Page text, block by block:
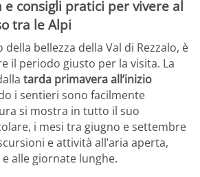
consigli pratici per vivere al
tra le Alpi
bellezza della Val di Rezzalo, è
il periodo giusto per la visita. La
tarda primavera all’inizio
i sentieri sono facilmente
si mostra in tutto il suo
i mesi tra giugno e settembre
e attività all’aria aperta,
alle giornate lunghe.